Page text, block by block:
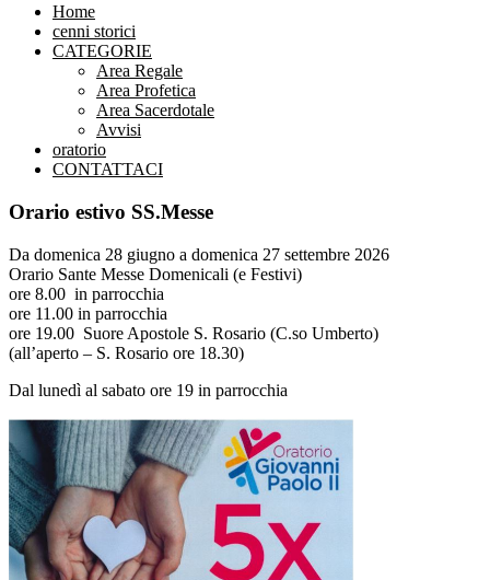
Home
cenni storici
CATEGORIE
Area Regale
Area Profetica
Area Sacerdotale
Avvisi
oratorio
CONTATTACI
Orario estivo SS.Messe
Da domenica 28 giugno a domenica 27 settembre 2026
Orario Sante Messe Domenicali (e Festivi)
ore 8.00 in parrocchia
ore 11.00 in parrocchia
ore 19.00 Suore Apostole S. Rosario (C.so Umberto)
(all’aperto – S. Rosario ore 18.30)
Dal lunedì al sabato ore 19 in parrocchia